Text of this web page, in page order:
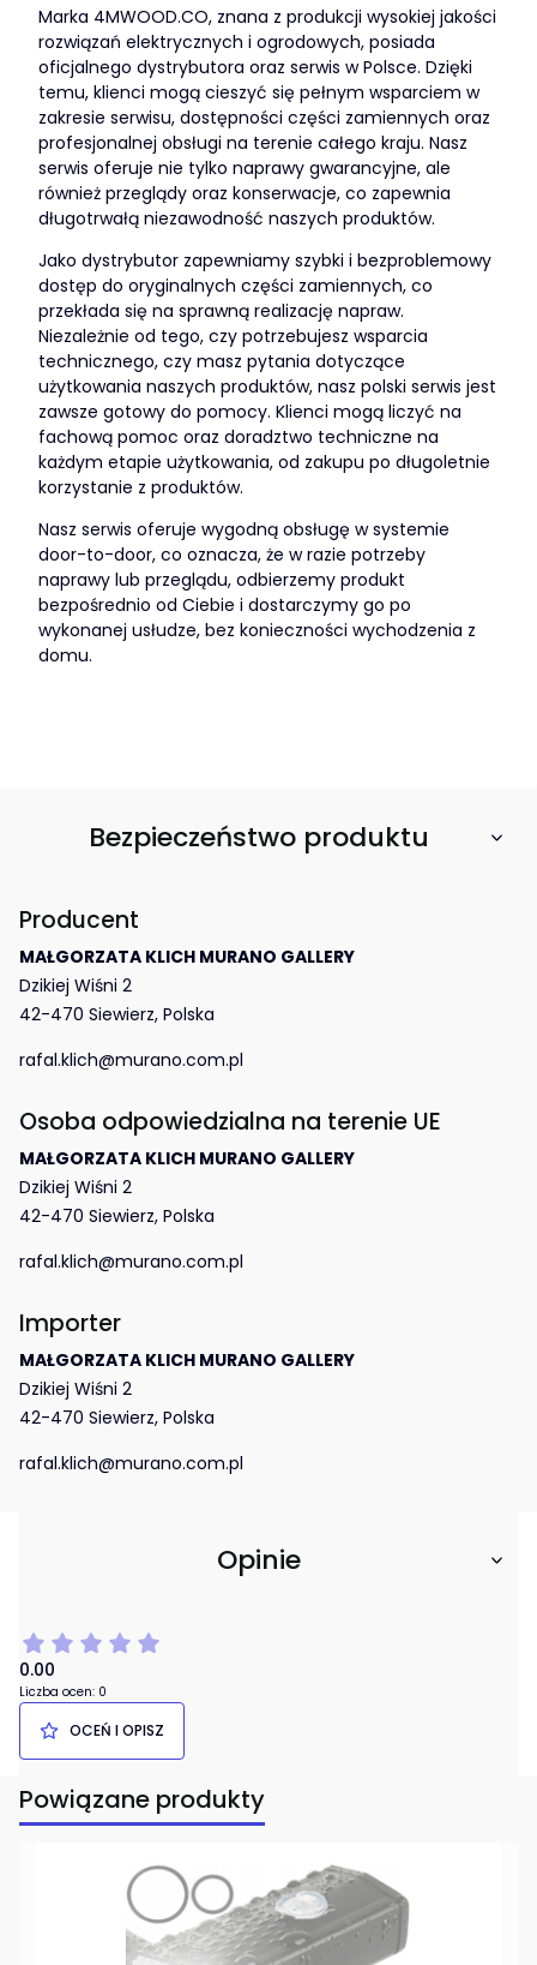
Marka 4MWOOD.CO, znana z produkcji wysokiej jakości
rozwiązań elektrycznych i ogrodowych, posiada
oficjalnego dystrybutora oraz serwis w Polsce. Dzięki
temu, klienci mogą cieszyć się pełnym wsparciem w
zakresie serwisu, dostępności części zamiennych oraz
profesjonalnej obsługi na terenie całego kraju. Nasz
serwis oferuje nie tylko naprawy gwarancyjne, ale
również przeglądy oraz konserwacje, co zapewnia
długotrwałą niezawodność naszych produktów.
Jako dystrybutor zapewniamy szybki i bezproblemowy
dostęp do oryginalnych części zamiennych, co
przekłada się na sprawną realizację napraw.
Niezależnie od tego, czy potrzebujesz wsparcia
technicznego, czy masz pytania dotyczące
użytkowania naszych produktów, nasz polski serwis jest
zawsze gotowy do pomocy. Klienci mogą liczyć na
fachową pomoc oraz doradztwo techniczne na
każdym etapie użytkowania, od zakupu po długoletnie
korzystanie z produktów.
Nasz serwis oferuje wygodną obsługę w systemie
door-to-door, co oznacza, że w razie potrzeby
naprawy lub przeglądu, odbierzemy produkt
bezpośrednio od Ciebie i dostarczymy go po
wykonanej usłudze, bez konieczności wychodzenia z
domu.
Bezpieczeństwo produktu
Producent
MAŁGORZATA KLICH MURANO GALLERY
Dzikiej Wiśni 2
42-470 Siewierz, Polska
rafal.klich@murano.com.pl
Osoba odpowiedzialna na terenie UE
MAŁGORZATA KLICH MURANO GALLERY
Dzikiej Wiśni 2
42-470 Siewierz, Polska
rafal.klich@murano.com.pl
Importer
MAŁGORZATA KLICH MURANO GALLERY
Dzikiej Wiśni 2
42-470 Siewierz, Polska
rafal.klich@murano.com.pl
Opinie
0.00
Liczba ocen: 0
OCEŃ I OPISZ
Powiązane produkty